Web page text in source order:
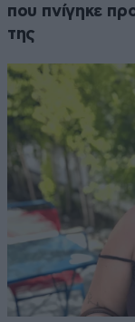
που πνίγηκε
της